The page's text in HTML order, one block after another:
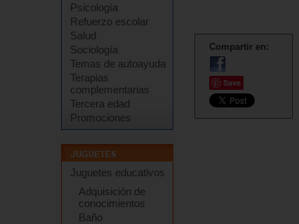
Psicología
Refuerzo escolar
Salud
Sociología
Temas de autoayuda
Terapias
complementarias
Tercera edad
Promociones
Juguetes educativos
Adquisición de
conocimientos
Baño
Compartir en:
Save